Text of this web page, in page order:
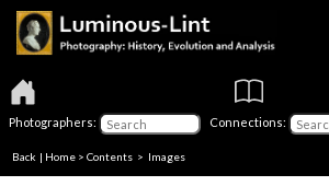
Photographers: Connections:
Back | Home > Contents > Images